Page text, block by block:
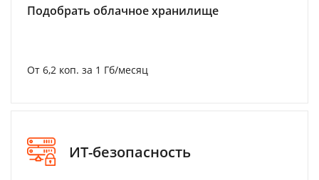
Подобрать облачное хранилище
От 6,2 коп. за 1 Гб/месяц
ИТ-безопасность